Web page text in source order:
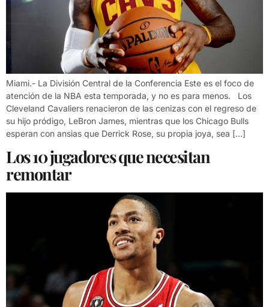
Miami.- La División Central de la Conferencia Este es el foco de
atención de la NBA esta temporada, y no es para menos. Los
Cleveland Cavaliers renacieron de las cenizas con el regreso de
su hijo pródigo, LeBron James, mientras que los Chicago Bulls
esperan con ansias que Derrick Rose, su propia joya, sea […]
Los 10 jugadores que necesitan
remontar